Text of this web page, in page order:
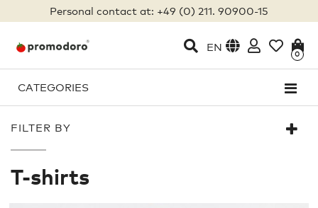
Personal contact at: +49 (0) 211. 90900-15
EN
0
CATEGORIES
FILTER BY
T-shirts